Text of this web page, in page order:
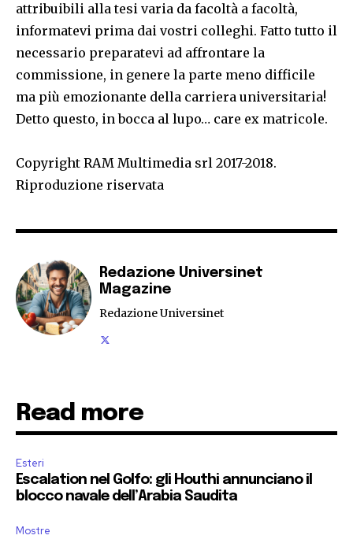
attribuibili alla tesi varia da facoltà a facoltà,
informatevi prima dai vostri colleghi. Fatto tutto il
necessario preparatevi ad affrontare la
commissione, in genere la parte meno difficile
ma più emozionante della carriera universitaria!
Detto questo, in bocca al lupo… care ex matricole.
Copyright RAM Multimedia srl 2017-2018.
Riproduzione riservata
Redazione Universinet
Magazine
Redazione Universinet
Read more
Esteri
Escalation nel Golfo: gli Houthi annunciano il
blocco navale dell’Arabia Saudita
Mostre